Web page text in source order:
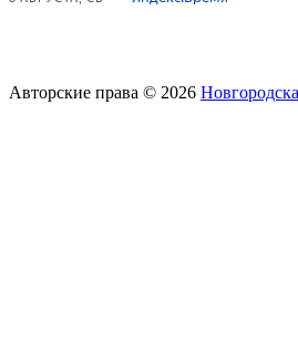
Авторские права © 2026